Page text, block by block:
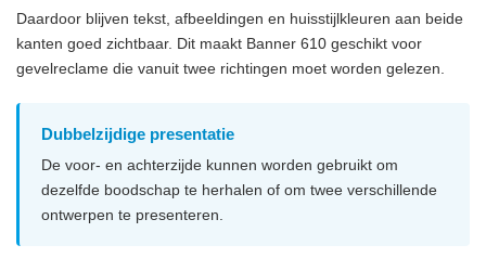
Daardoor blijven tekst, afbeeldingen en huisstijlkleuren aan beide
kanten goed zichtbaar. Dit maakt Banner 610 geschikt voor
gevelreclame die vanuit twee richtingen moet worden gelezen.
Dubbelzijdige presentatie
De voor- en achterzijde kunnen worden gebruikt om
dezelfde boodschap te herhalen of om twee verschillende
ontwerpen te presenteren.